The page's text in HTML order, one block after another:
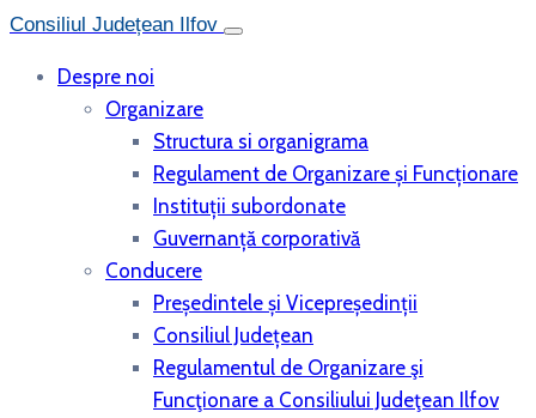
Consiliul Județean Ilfov
Despre noi
Organizare
Structura si organigrama
Regulament de Organizare și Funcționare
Instituții subordonate
Guvernanță corporativă
Conducere
Președintele și Vicepreședinții
Consiliul Județean
Regulamentul de Organizare şi
Funcţionare a Consiliului Judeţean Ilfov